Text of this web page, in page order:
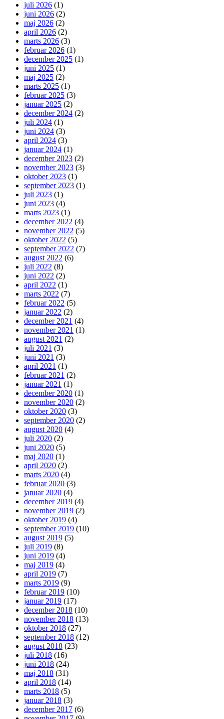
juli 2026 (1)
juni 2026 (2)
maj 2026 (2)
april 2026 (2)
marts 2026 (3)
februar 2026 (1)
december 2025 (1)
juni 2025 (1)
maj 2025 (2)
marts 2025 (1)
februar 2025 (3)
januar 2025 (2)
december 2024 (2)
juli 2024 (1)
juni 2024 (3)
april 2024 (3)
januar 2024 (1)
december 2023 (2)
november 2023 (3)
oktober 2023 (1)
september 2023 (1)
juli 2023 (1)
juni 2023 (4)
marts 2023 (1)
december 2022 (4)
november 2022 (5)
oktober 2022 (5)
september 2022 (7)
august 2022 (6)
juli 2022 (8)
juni 2022 (2)
april 2022 (1)
marts 2022 (7)
februar 2022 (5)
januar 2022 (2)
december 2021 (4)
november 2021 (1)
august 2021 (2)
juli 2021 (3)
juni 2021 (3)
april 2021 (1)
februar 2021 (2)
januar 2021 (1)
december 2020 (1)
november 2020 (2)
oktober 2020 (3)
september 2020 (2)
august 2020 (4)
juli 2020 (2)
juni 2020 (5)
maj 2020 (1)
april 2020 (2)
marts 2020 (4)
februar 2020 (3)
januar 2020 (4)
december 2019 (4)
november 2019 (2)
oktober 2019 (4)
september 2019 (10)
august 2019 (5)
juli 2019 (8)
juni 2019 (4)
maj 2019 (4)
april 2019 (7)
marts 2019 (9)
februar 2019 (10)
januar 2019 (17)
december 2018 (10)
november 2018 (13)
oktober 2018 (27)
september 2018 (12)
august 2018 (23)
juli 2018 (16)
juni 2018 (24)
maj 2018 (31)
april 2018 (14)
marts 2018 (5)
januar 2018 (3)
december 2017 (6)